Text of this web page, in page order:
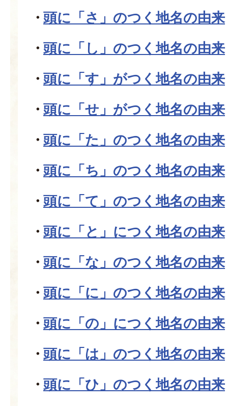
頭に「さ」のつく地名の由来
頭に「し」のつく地名の由来
頭に「す」がつく地名の由来
頭に「せ」がつく地名の由来
頭に「た」のつく地名の由来
頭に「ち」のつく地名の由来
頭に「て」のつく地名の由来
頭に「と」につく地名の由来
頭に「な」のつく地名の由来
頭に「に」のつく地名の由来
頭に「の」につく地名の由来
頭に「は」のつく地名の由来
頭に「ひ」のつく地名の由来